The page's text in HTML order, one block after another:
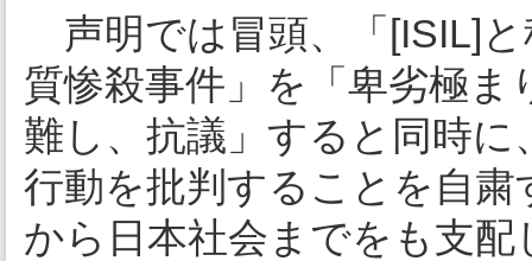
声明では冒頭、「[ISIL]
質惨殺事件」を「卑劣極
難し、抗議」すると同時
行動を批判することを自
から日本社会までをも支